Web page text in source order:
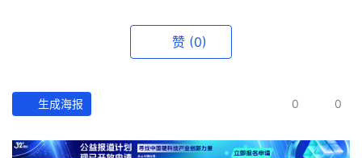
头
度
赞 (0)
生成海报 0 0